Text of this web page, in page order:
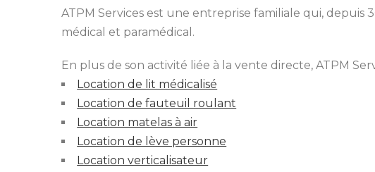
ATPM Services est une entreprise familiale qui, depuis
médical et paramédical.
En plus de son activité liée à la vente directe, ATPM
Location de lit médicalisé
Location de fauteuil roulant
Location matelas à air
Location de lève personne
Location verticalisateur